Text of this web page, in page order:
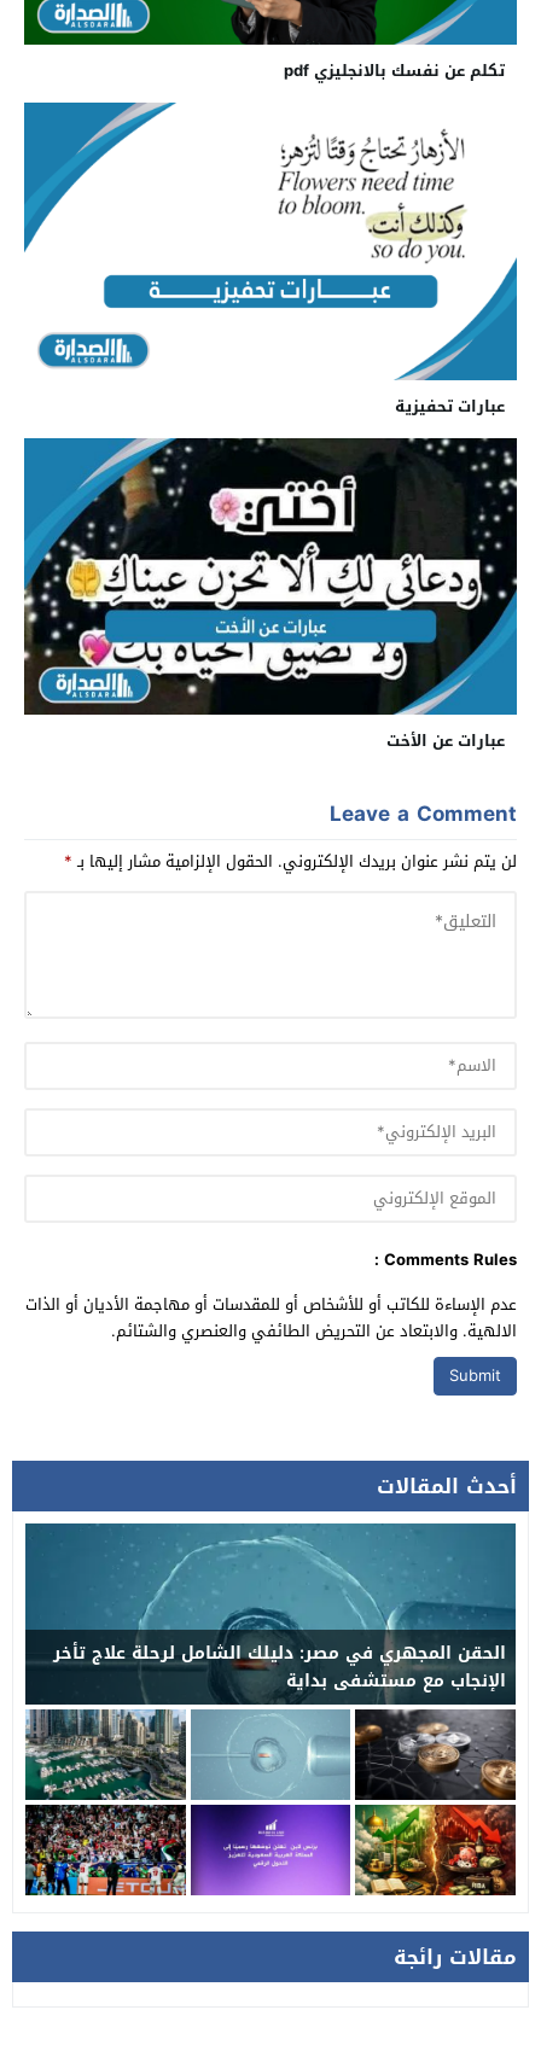
تكلم عن نفسك بالانجليزي pdf
عبارات تحفيزية
عبارات عن الأخت
Leave a Comment
لن يتم نشر عنوان بريدك الإلكتروني. الحقول الإلزامية مشار إليها بـ*
Comments Rules :
عدم الإساءة للكاتب أو للأشخاص أو للمقدسات أو مهاجمة الأديان أو الذات
الالهية. والابتعاد عن التحريض الطائفي والعنصري والشتائم.
أحدث المقالات
الحقن المجهري في مصر: دليلك الشامل لرحلة علاج تأخر
الإنجاب مع مستشفى بداية
مقالات رائجة